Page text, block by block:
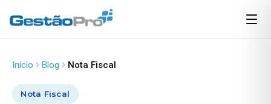
Início Blog Nota Fiscal
Nota Fiscal